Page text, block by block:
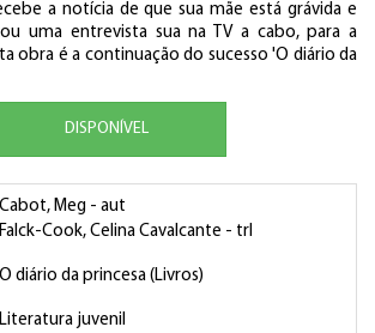
a notícia de que sua mãe está grávida e
uma entrevista sua na TV a cabo, para a
obra é a continuação do sucesso 'O diário da
DISPONÍVEL
Cabot, Meg - aut
Falck-Cook, Celina Cavalcante - trl
O diário da princesa (Livros)
Literatura juvenil